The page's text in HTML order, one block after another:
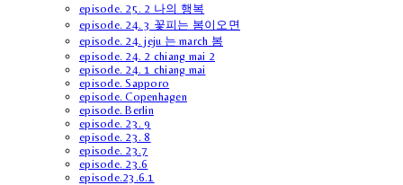
episode. 25. 2 나의 행복
episode. 24. 3 꽃피는 봄이오면
episode. 24. jeju 는 march 봄
episode. 24. 2 chiang mai 2
episode. 24. 1 chiang mai
episode. Sapporo
episode. Copenhagen
episode. Berlin
episode. 23. 9
episode. 23. 8
episode. 23.7
episode. 23.6
episode.23.6.1